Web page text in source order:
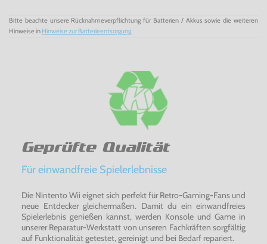
Bitte beachte unsere Rücknahmeverpflichtung für Batterien / Akkus sowie die weiteren
Hinweise in Hinweise zur Batterieentsorgung
Geprüfte Qualität
Für einwandfreie Spielerlebnisse
Die Nintento Wii eignet sich perfekt für Retro-Gaming-Fans und
neue Entdecker gleichermaßen. Damit du ein einwandfreies
Spielerlebnis genießen kannst, werden Konsole und Game in
unserer Reparatur-Werkstatt von unseren Fachkräften sorgfältig
auf Funktionalität getestet, gereinigt und bei Bedarf repariert.